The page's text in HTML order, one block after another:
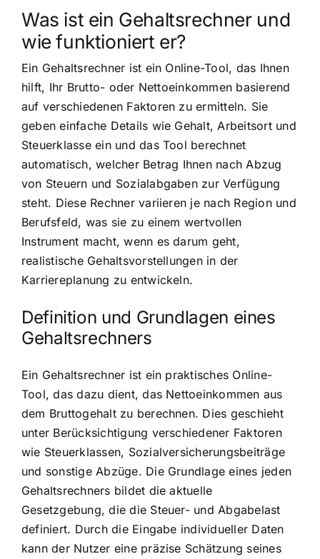
Was ist ein Gehaltsrechner und
wie funktioniert er?
Ein Gehaltsrechner ist ein Online-Tool, das Ihnen
hilft, Ihr Brutto- oder Nettoeinkommen basierend
auf verschiedenen Faktoren zu ermitteln. Sie
geben einfache Details wie Gehalt, Arbeitsort und
Steuerklasse ein und das Tool berechnet
automatisch, welcher Betrag Ihnen nach Abzug
von Steuern und Sozialabgaben zur Verfügung
steht. Diese Rechner variieren je nach Region und
Berufsfeld, was sie zu einem wertvollen
Instrument macht, wenn es darum geht,
realistische Gehaltsvorstellungen in der
Karriereplanung zu entwickeln.
Definition und Grundlagen eines
Gehaltsrechners
Ein Gehaltsrechner ist ein praktisches Online-
Tool, das dazu dient, das Nettoeinkommen aus
dem Bruttogehalt zu berechnen. Dies geschieht
unter Berücksichtigung verschiedener Faktoren
wie Steuerklassen, Sozialversicherungsbeiträge
und sonstige Abzüge. Die Grundlage eines jeden
Gehaltsrechners bildet die aktuelle
Gesetzgebung, die die Steuer- und Abgabelast
definiert. Durch die Eingabe individueller Daten
kann der Nutzer eine präzise Schätzung seines